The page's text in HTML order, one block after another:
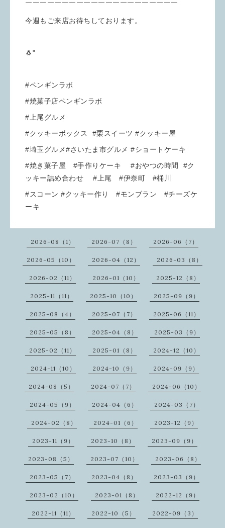
￣￣￣￣￣￣￣￣￣￣￣￣￣￣￣￣￣￣￣￣￣
今週もご来店お待ちしております。
🐧"
#ペンギンラボ
#焼菓子店ペンギンラボ
#上尾グルメ
#クッキーボックス #栗スイーツ #クッキー屋
#埼玉グルメ#さいたま市グルメ #ショートケーキ
#焼き菓子屋 #手作りケーキ #おやつの時間 #ク
ッキー詰め合わせ #上尾 #伊奈町 #桶川
#スコーン #クッキー作り #モンブラン #チーズケ
ーキ
2026-08（1） 2026-07（8） 2026-06（7）
2026-05（10） 2026-04（12） 2026-03（8）
2026-02（11） 2026-01（10） 2025-12（8）
2025-11（11） 2025-10（10） 2025-09（9）
2025-08（4） 2025-07（7） 2025-06（11）
2025-05（8） 2025-04（8） 2025-03（9）
2025-02（11） 2025-01（8） 2024-12（10）
2024-11（10） 2024-10（9） 2024-09（9）
2024-08（5） 2024-07（7） 2024-06（10）
2024-05（9） 2024-04（6） 2024-03（7）
2024-02（8） 2024-01（6） 2023-12（9）
2023-11（9） 2023-10（8） 2023-09（9）
2023-08（5） 2023-07（10） 2023-06（8）
2023-05（7） 2023-04（8） 2023-03（9）
2023-02（10） 2023-01（8） 2022-12（9）
2022-11（11） 2022-10（5） 2022-09（3）